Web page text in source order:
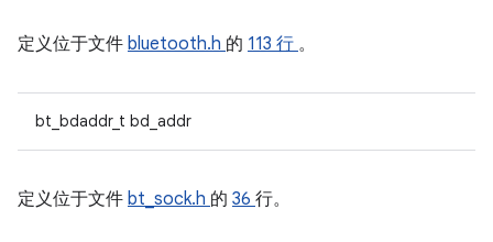
定义位于文件 bluetooth.h 的 113 行 。
bt_bdaddr_t bd_addr
定义位于文件 bt_sock.h 的 36 行。